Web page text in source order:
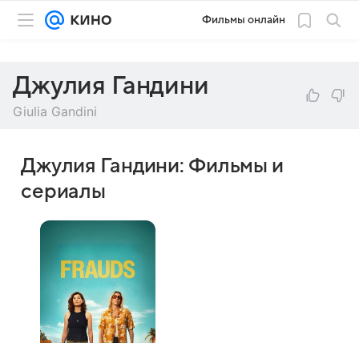
Фильмы онлайн
Джулия Гандини
Giulia Gandini
Джулия Гандини: Фильмы и
сериалы